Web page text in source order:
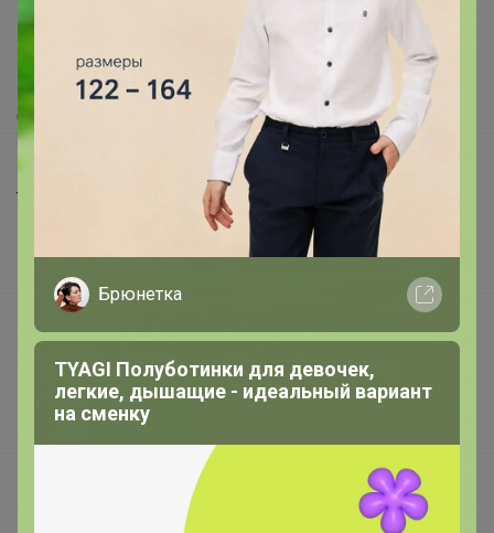
Как получить?
Доставка
Шоурумы
Торговые марки
Подарочные сертификаты
Реклама на сайте
Поставщикам
Написать в поддержку
Брюнетка
TYAGI Полуботинки для девочек,
легкие, дышащие - идеальный вариант
на сменку